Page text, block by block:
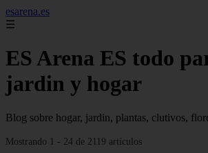
esarena.es
☰
ES Arena ES todo
jardin y hogar
Blog sobre hogar, jardin, plantas, clutivos,
Mostrando 1 - 24 de 2119 artículos